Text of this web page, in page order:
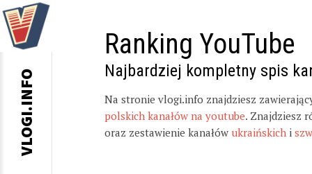
Ranking YouTube
Najbardziej kompletny spis
Na stronie vlogi.info znajdziesz
polskich kanałów na youtube. Znajdziesz
oraz zestawienie kanałów ukraińskich i
VLOGI.INFO